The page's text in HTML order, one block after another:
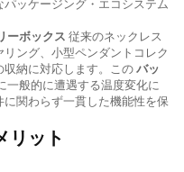
ッケージング・エコシステム
ーボックス 従来のネックレス
ング、小型ペンダントコレク
納に対応します。このバッ
一般的に遭遇する温度変化に
関わらず一貫した機能性を保
リット